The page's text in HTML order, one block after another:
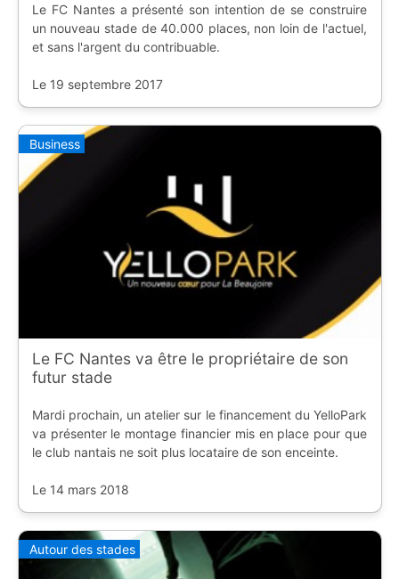
Le FC Nantes a présenté son intention de se construire
un nouveau stade de 40.000 places, non loin de l'actuel,
et sans l'argent du contribuable.
Le 19 septembre 2017
Business
Le FC Nantes va être le propriétaire de son
futur stade
Mardi prochain, un atelier sur le financement du YelloPark
va présenter le montage financier mis en place pour que
le club nantais ne soit plus locataire de son enceinte.
Le 14 mars 2018
Autour des stades